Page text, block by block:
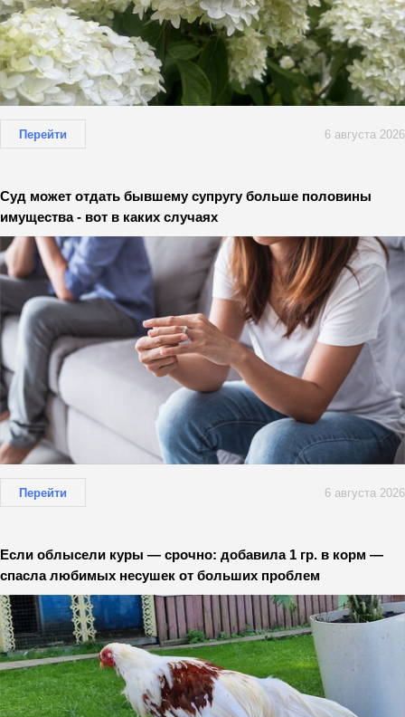
Перейти 6 августа 2026
Суд может отдать бывшему супругу больше половины
имущества - вот в каких случаях
Перейти 6 августа 2026
Если облысели куры — срочно: добавила 1 гр. в корм —
спасла любимых несушек от больших проблем